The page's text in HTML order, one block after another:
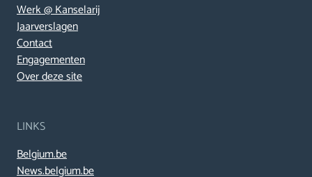
Werk @ Kanselarij
Jaarverslagen
Contact
Engagementen
Over deze site
LINKS
Belgium.be
News.belgium.be